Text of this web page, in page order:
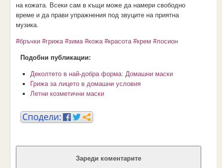
на кожата. Всеки сам в къщи може да намери свободно
време и да прави упражнения под звуците на приятна
музика.
#бръчки #грижа #зима #кожа #красота #крем #лосион
Подобни публикации:
Деколтето в най-добра форма: Домашни маски
Грижа за лицето в домашни условия
Летни козметични маски
Зареди коментарите